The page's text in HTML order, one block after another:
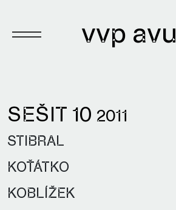
vvp avu
Sešit
Knihy
Archivy
SEŠIT 10 2011
STIBRAL
KOŤÁTKO
KOBLÍŽEK